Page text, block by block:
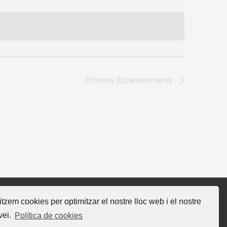
cookies per optimitzar el nostre lloc web i el nostre
Política de cookies
Pròxims Esdeveniments
nos